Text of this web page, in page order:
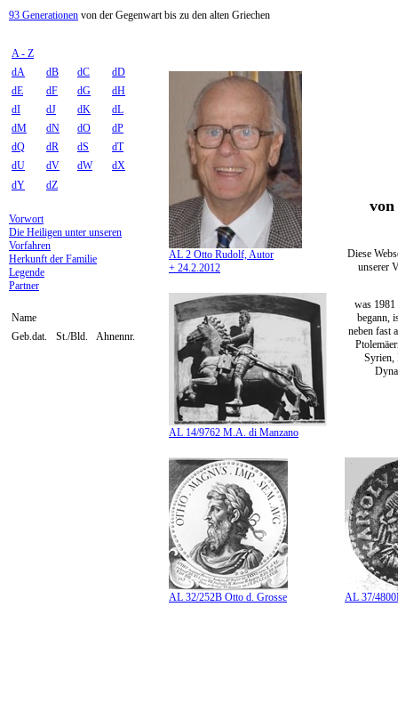
93 Generationen von der Gegenwart bis zu den alten Griechen
A - Z
dA
dB dC
dD
dE
dF dG
dH
dI
dJ dK
dL
dM
dN dO
dP
dQ
dR dS
dT
dU
dV dW
dX
dY
dZ
Vorwort
Die Heiligen unter unseren
Vorfahren
Herkunft der Familie
Legende
Partner
Name
Geb.dat.
St./Bld. Ahnennr.
AL 2 Otto Rudolf, Autor
+ 24.2.2012
von
Diese
unserer
was 1981
begann,
neben fast
Syrien,
AL 14/9762 M.A. di Manzano
AL 32/252B Otto d. Grosse AL 37/